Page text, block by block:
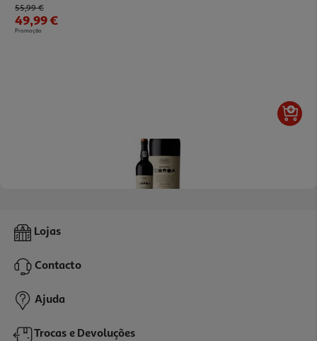
Price reduced from
55,99 €to
49,99 €
Promoção
Vinho Porto Borges Tawny Coroa 0.75l
6,99 €
Lojas
Contacto
Ajuda
Trocas e Devoluções